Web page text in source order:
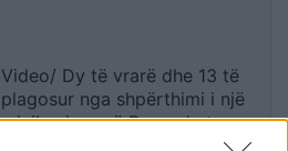
Video/ Dy të vrarë dhe 13 të
plagosur nga shpërthimi i një
minibusi pranë Damaskut